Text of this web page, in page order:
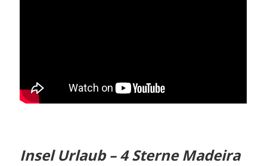
Insel Urlaub – 4 Sterne Madeira